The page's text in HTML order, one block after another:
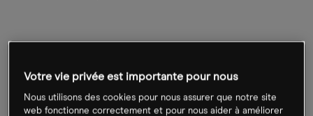
Formule de calcul de
l’indice Dow Jones
Votre vie privée est importante pour nous
Nous utilisons des cookies pour nous assurer que notre site
web fonctionne correctement et pour nous aider à améliorer